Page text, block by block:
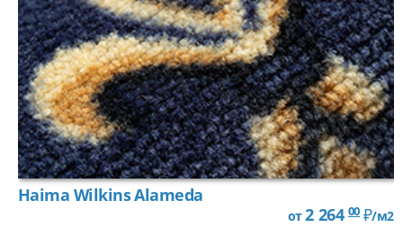
Haima Wilkins Alameda
от2 264 00 ₽/м2